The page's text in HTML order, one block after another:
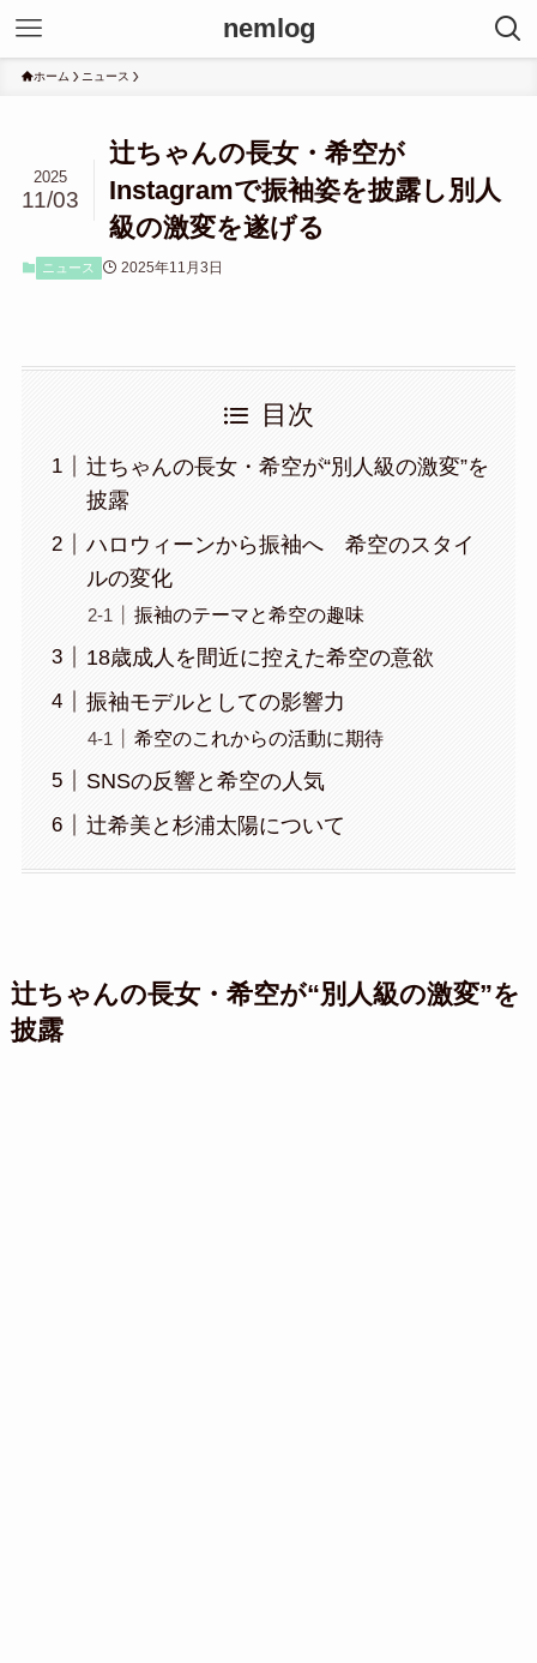
nemlog
ホーム ニュース
辻ちゃんの長女・希空が
Instagramで振袖姿を披露し別人
級の激変を遂げる
2025
11/03
ニュース 2025年11月3日
目次
辻ちゃんの長女・希空が“別人級の激変”を
披露
ハロウィーンから振袖へ 希空のスタイ
ルの変化
振袖のテーマと希空の趣味
18歳成人を間近に控えた希空の意欲
振袖モデルとしての影響力
希空のこれからの活動に期待
SNSの反響と希空の人気
辻希美と杉浦太陽について
辻ちゃんの長女・希空が“別人級の激変”を
披露